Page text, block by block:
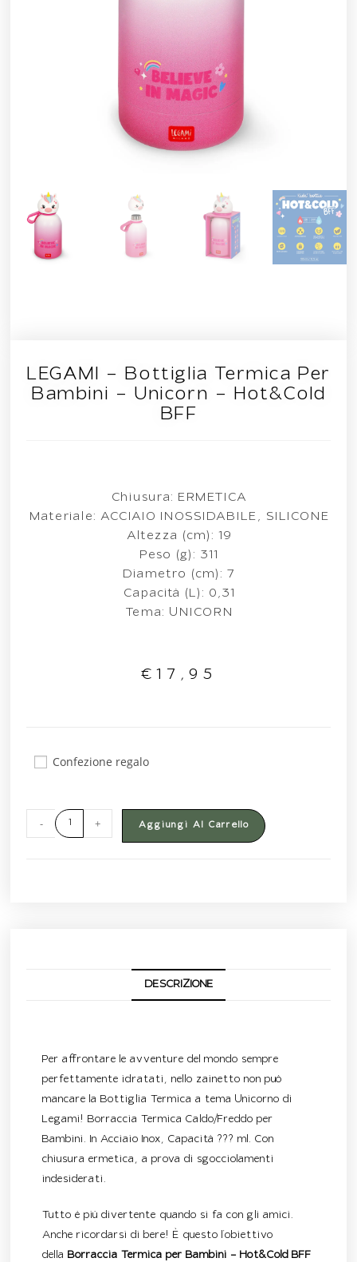
LEGAMI – Bottiglia Termica Per
Bambini – Unicorn – Hot&Cold
BFF
Chiusura: ERMETICA
Materiale: ACCIAIO INOSSIDABILE, SILICONE
Altezza (cm): 19
Peso (g): 311
Diametro (cm): 7
Capacità (L): 0,31
Tema: UNICORN
€17,95
Confezione regalo
- + Aggiungi Al Carrello
DESCRIZIONE
Per affrontare le avventure del mondo sempre
perfettamente idratati, nello zainetto non può
mancare la Bottiglia Termica a tema Unicorno di
Legami! Borraccia Termica Caldo/Freddo per
Bambini. In Acciaio Inox, Capacità ??? ml. Con
chiusura ermetica, a prova di sgocciolamenti
indesiderati.
Tutto è più divertente quando si fa con gli amici.
Anche ricordarsi di bere! È questo l’obiettivo
della Borraccia Termica per Bambini – Hot&Cold BFF